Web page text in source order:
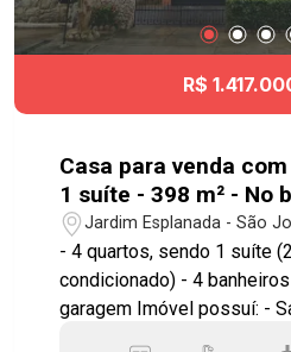
R$
Casa para venda
1 suíte - 398 m² - No
Esplanada - SJC
Jardim Esplanada - São
- 4 quartos, sendo 1 suíte
condicionado) - 4
garagem Imóvel possuí: - Sala de TV